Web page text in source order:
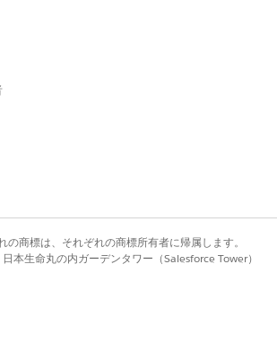
ます。
はい いいえ
商標は、それぞれの商標所有者に帰属します。
本生命丸の内ガーデンタワー（Salesforce Tower）